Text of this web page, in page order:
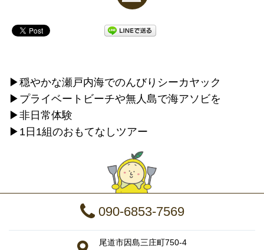
▶穏やかな瀬戸内海でのんびりシーカヤック
▶プライベートビーチや無人島で海アソビを
▶非日常体験
▶1日1組のおもてなしツアー
090-6853-7569
尾道市因島三庄町750-4